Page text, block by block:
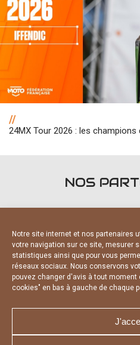
Notre site internet et nos partenaires
votre navigation sur ce site, mesurer
statistiques ainsi que pour vous
réseaux sociaux. Nous conservons
pouvez changer d'avis à tout
cookies" en bas à gauche de chaque
//
24MX Tour 2026 : les champions
NOS